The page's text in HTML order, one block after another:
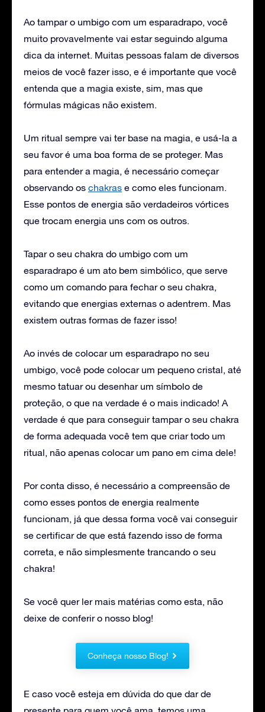
Ao tampar o umbigo com um esparadrapo, você
muito provavelmente vai estar seguindo alguma
dica da internet. Muitas pessoas falam de diversos
meios de você fazer isso, e é importante que você
entenda que a magia existe, sim, mas que
fórmulas mágicas não existem.
Um ritual sempre vai ter base na magia, e usá-la a
seu favor é uma boa forma de se proteger. Mas
para entender a magia, é necessário começar
observando os chakras e como eles funcionam.
Esse pontos de energia são verdadeiros vórtices
que trocam energia uns com os outros.
Tapar o seu chakra do umbigo com um
esparadrapo é um ato bem simbólico, que serve
como um comando para fechar o seu chakra,
evitando que energias externas o adentrem. Mas
existem outras formas de fazer isso!
Ao invés de colocar um esparadrapo no seu
umbigo, você pode colocar um pequeno cristal, até
mesmo tatuar ou desenhar um símbolo de
proteção, o que na verdade é o mais indicado! A
verdade é que para conseguir tampar o seu chakra
de forma adequada você tem que criar todo um
ritual, não apenas colocar um pano em cima dele!
Por conta disso, é necessário a compreensão de
como esses pontos de energia realmente
funcionam, já que dessa forma você vai conseguir
se certificar de que está fazendo isso de forma
correta, e não simplesmente trancando o seu
chakra!
Se você quer ler mais matérias como esta, não
deixe de conferir o nosso blog!
Conheça nosso Blog!
E caso você esteja em dúvida do que dar de